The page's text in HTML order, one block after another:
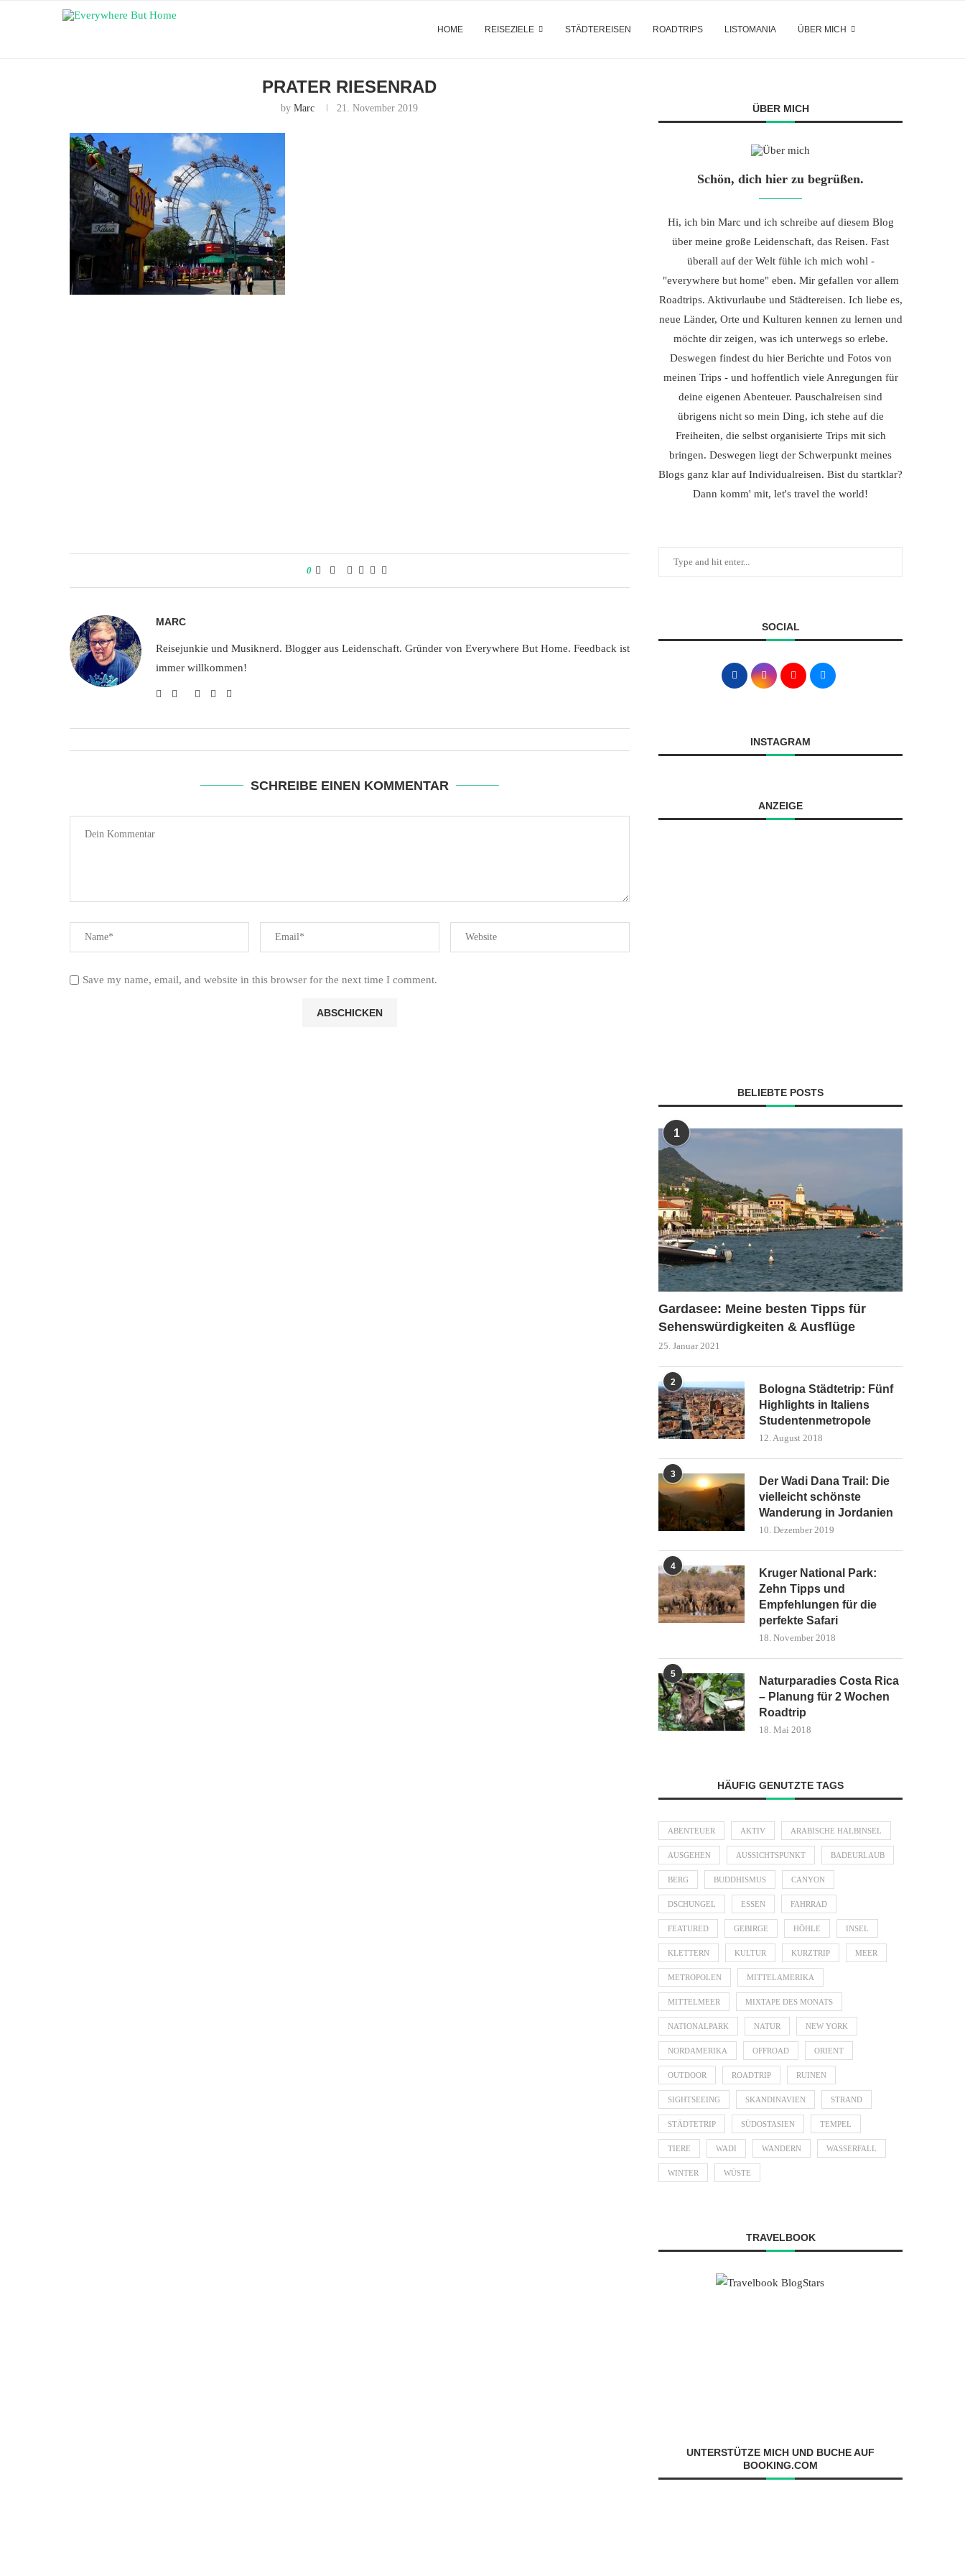
HOME REISEZIELE STÄDTEREISEN ROADTRIPS LISTOMANIA ÜBER MICH
PRATER RIESENRAD
byMarc 21. November 2019
0
MARC
Reisejunkie und Musiknerd. Blogger aus Leidenschaft. Gründer von Everywhere But Home. Feedback ist
immer willkommen!
SCHREIBE EINEN KOMMENTAR
Save my name, email, and website in this browser for the next time I comment.
ÜBER MICH
Schön, dich hier zu begrüßen.
Hi, ich bin Marc und ich schreibe auf diesem Blog
über meine große Leidenschaft, das Reisen. Fast
überall auf der Welt fühle ich mich wohl -
"everywhere but home" eben. Mir gefallen vor allem
Roadtrips. Aktivurlaube und Städtereisen. Ich liebe es,
neue Länder, Orte und Kulturen kennen zu lernen und
möchte dir zeigen, was ich unterwegs so erlebe.
Deswegen findest du hier Berichte und Fotos von
meinen Trips - und hoffentlich viele Anregungen für
deine eigenen Abenteuer. Pauschalreisen sind
übrigens nicht so mein Ding, ich stehe auf die
Freiheiten, die selbst organisierte Trips mit sich
bringen. Deswegen liegt der Schwerpunkt meines
Blogs ganz klar auf Individualreisen. Bist du startklar?
Dann komm' mit, let's travel the world!
SOCIAL
INSTAGRAM
ANZEIGE
BELIEBTE POSTS
1
Gardasee: Meine besten Tipps für
Sehenswürdigkeiten & Ausflüge
25. Januar 2021
2
Bologna Städtetrip: Fünf
Highlights in Italiens
Studentenmetropole
12. August 2018
3
Der Wadi Dana Trail: Die
vielleicht schönste
Wanderung in Jordanien
10. Dezember 2019
4
Kruger National Park:
Zehn Tipps und
Empfehlungen für die
perfekte Safari
18. November 2018
5
Naturparadies Costa Rica
– Planung für 2 Wochen
Roadtrip
18. Mai 2018
HÄUFIG GENUTZTE TAGS
ABENTEUER AKTIV ARABISCHE HALBINSEL
AUSGEHEN AUSSICHTSPUNKT BADEURLAUB
BERG BUDDHISMUS CANYON
DSCHUNGEL ESSEN FAHRRAD
FEATURED GEBIRGE HÖHLE INSEL
KLETTERN KULTUR KURZTRIP MEER
METROPOLEN MITTELAMERIKA
MITTELMEER MIXTAPE DES MONATS
NATIONALPARK NATUR NEW YORK
NORDAMERIKA OFFROAD ORIENT
OUTDOOR ROADTRIP RUINEN
SIGHTSEEING SKANDINAVIEN STRAND
STÄDTETRIP SÜDOSTASIEN TEMPEL
TIERE WADI WANDERN WASSERFALL
WINTER WÜSTE
TRAVELBOOK
UNTERSTÜTZE MICH UND BUCHE AUF
BOOKING.COM